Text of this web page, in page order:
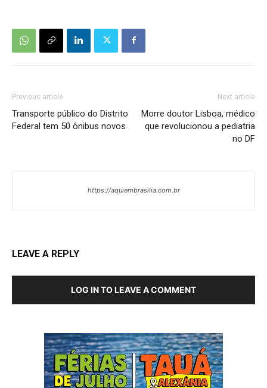
Previous article
Transporte público do Distrito
Federal tem 50 ônibus novos
Next article
Morre doutor Lisboa, médico
que revolucionou a pediatria
no DF
https://aquiembrasilia.com.br
LEAVE A REPLY
LOG IN TO LEAVE A COMMENT